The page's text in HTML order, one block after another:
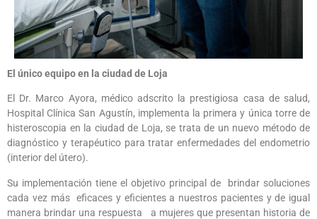
El único equipo en la ciudad de Loja
El Dr. Marco Ayora, médico adscrito la prestigiosa casa de salud,
Hospital Clínica San Agustín, implementa la primera y única torre de
histeroscopia en la ciudad de Loja, se trata de un nuevo método de
diagnóstico y terapéutico para tratar enfermedades del endometrio
(interior del útero).
Su implementación tiene el objetivo principal de brindar soluciones
cada vez más eficaces y eficientes a nuestros pacientes y de igual
manera brindar una respuesta a mujeres que presentan historia de